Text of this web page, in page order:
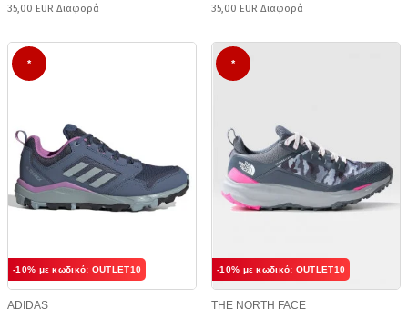
35,00 EUR Διαφορά
35,00 EUR Διαφορά
*
-10% με κωδικό: OUTLET10
ADIDAS
*
-10% με κωδικό: OUTLET10
THE NORTH FACE